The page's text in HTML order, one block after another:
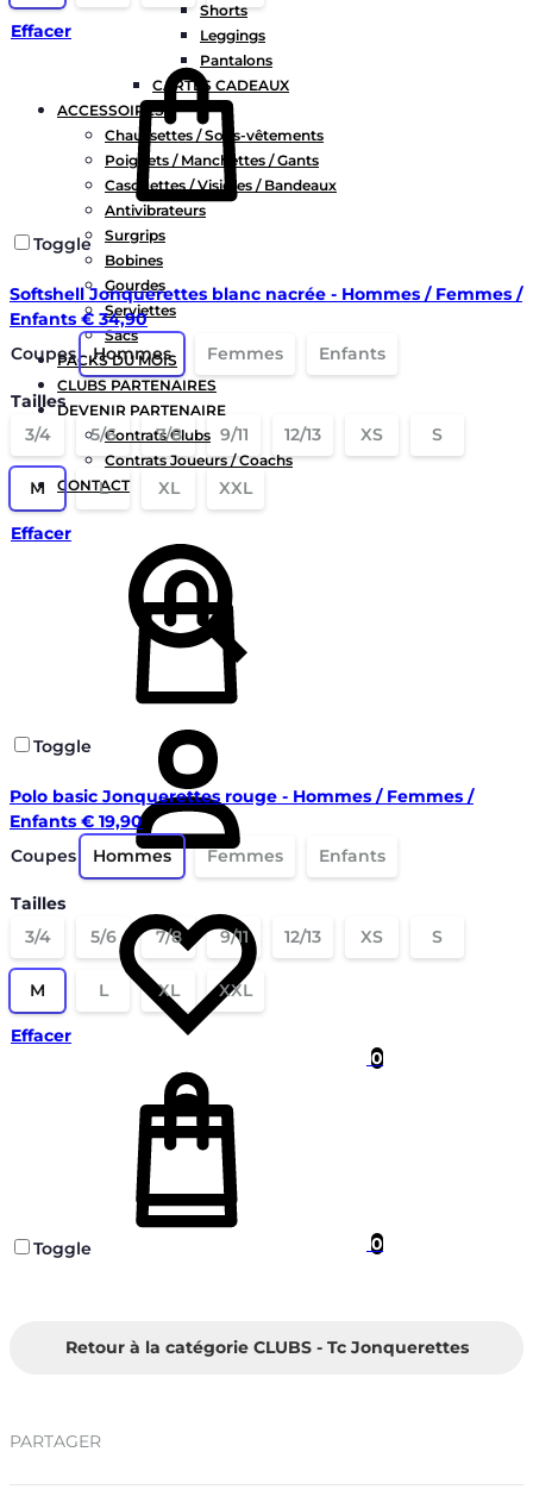
Shorts
Leggings
Pantalons
CARTES CADEAUX
ACCESSOIRES
Chaussettes / Sous-vêtements
Poignets / Manchettes / Gants
Casquettes / Visières / Bandeaux
Antivibrateurs
Surgrips
Bobines
Gourdes
Serviettes
Sacs
PACKS DU MOIS
CLUBS PARTENAIRES
DEVENIR PARTENAIRE
Contrats Clubs
Contrats Joueurs / Coachs
CONTACT
souhaits
0
0
Effacer
Toggle
Softshell Jonquerettes blanc nacrée - Hommes / Femmes /
Enfants € 34,90
Coupes
Hommes Femmes Enfants
Tailles
3/4
5/6 7/8 9/11 12/13 XS S
M L XL XXL
Effacer
Toggle
Polo basic Jonquerettes rouge - Hommes / Femmes /
Enfants € 19,90
Coupes
Hommes Femmes Enfants
Tailles
3/4
5/6 7/8 9/11 12/13 XS S
M L XL XXL
Effacer
Toggle
Retour à la catégorie CLUBS - Tc Jonquerettes
PARTAGER